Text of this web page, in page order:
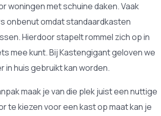
woningen met schuine daken. Vaak
onbenut omdat standaardkasten
Hierdoor stapelt rommel zich op in
mee kunt. Bij Kastengigant geloven we
in huis gebruikt kan worden.
maak je van die plek juist een nuttige
te kiezen voor een kast op maat kan je